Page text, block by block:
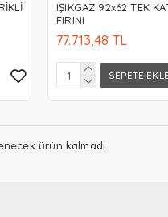
IŞIKGAZ 92x62 TEK
FIRINI
77.713,48 TL
SEPETE EKLE
ürün kalmadı.